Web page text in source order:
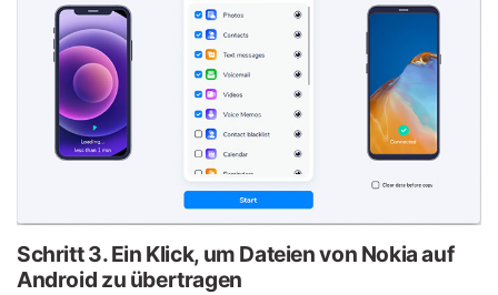
Schritt 3.Ein Klick, um Dateien von Nokia auf
Android zu übertragen